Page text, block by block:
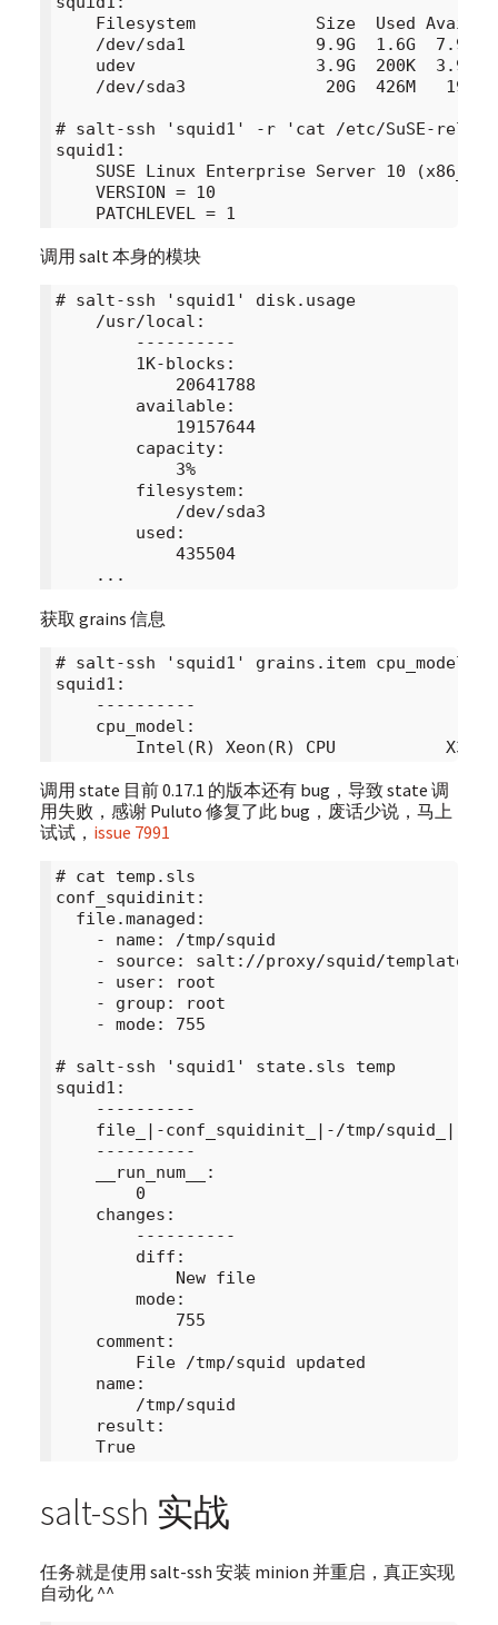
Filesystem            Size  Used Avail
/dev/sda1             9.9G  1.6G  7.9G
udev                  3.9G  200K  3.9G
/dev/sda3              20G  426M   19G
# salt-ssh 'squid1' -r 'cat /etc/SuSE-
squid1:
    SUSE Linux Enterprise Server 10 (x86_64)
    VERSION = 10
调用 salt 本身的模块
# salt-ssh 'squid1' disk.usage
    /usr/local:
        ----------
        1K-blocks:
            20641788
        available:
            19157644
        capacity:
            3%
        filesystem:
            /dev/sda3
        used:
            435504
获取 grains 信息
# salt-ssh 'squid1' grains.item cpu_model
squid1:
    ----------
    cpu_model:
调用 state 目前 0.17.1 的版本还有 bug，导致 state 调
用失败，感谢 Puluto 修复了此 bug，废话少说，马上
试试， issue 7991
# cat temp.sls
conf_squidinit:
  file.managed:
    - name: /tmp/squid
- source: salt://proxy/squid/templates/
    - user: root
    - group: root
    - mode: 755
# salt-ssh 'squid1' state.sls temp
squid1:
    ----------
file_|-conf_squidinit_|-/tmp/squid_|-
    ----------
    __run_num__:
        0
    changes:
        ----------
        diff:
            New file
        mode:
            755
    comment:
        File /tmp/squid updated
    name:
        /tmp/squid
    result:
    True
salt-ssh 实战
任务就是使用 salt-ssh 安装 minion 并重启，真正实现
自动化 ^^